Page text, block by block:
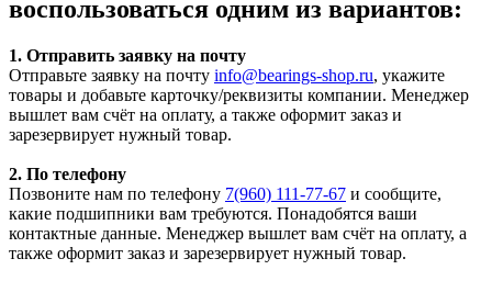
воспользоваться одним из вариантов:
1. Отправить заявку на почту
Отправьте заявку на почту info@bearings-shop.ru, укажите
товары и добавьте карточку/реквизиты компании. Менеджер
вышлет вам счёт на оплату, а также оформит заказ и
зарезервирует нужный товар.
2. По телефону
Позвоните нам по телефону 7(960) 111-77-67 и сообщите,
какие подшипники вам требуются. Понадобятся ваши
контактные данные. Менеджер вышлет вам счёт на оплату, а
также оформит заказ и зарезервирует нужный товар.